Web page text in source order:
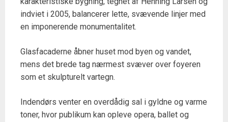
indviet i 2005, balancerer lette, svævende linjer med
en imponerende monumentalitet.
Glasfacaderne åbner huset mod byen og vandet,
mens det brede tag nærmest svæver over foyeren
som et skulpturelt vartegn.
Indendørs venter en overdådig sal i gyldne og varme
toner, hvor publikum kan opleve opera, ballet og